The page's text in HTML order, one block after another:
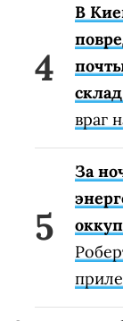
В
враг
За